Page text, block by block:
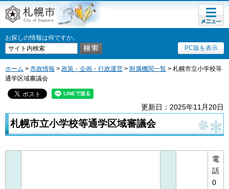
札幌市
お探しの情報は何ですか。
PC版を表示
メニュ
ー
ホーム > 市政情報 > 政策・企画・行政運営 > 附属機関一覧 > 札幌市立小学校等
通学区域審議会
更新日：2025年11月20日
札幌市立小学校等通学区域審議会
電
話
0